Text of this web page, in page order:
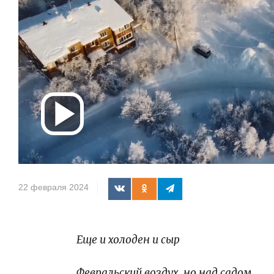
видео
22 февраля 2024
Еще и холоден и сыр